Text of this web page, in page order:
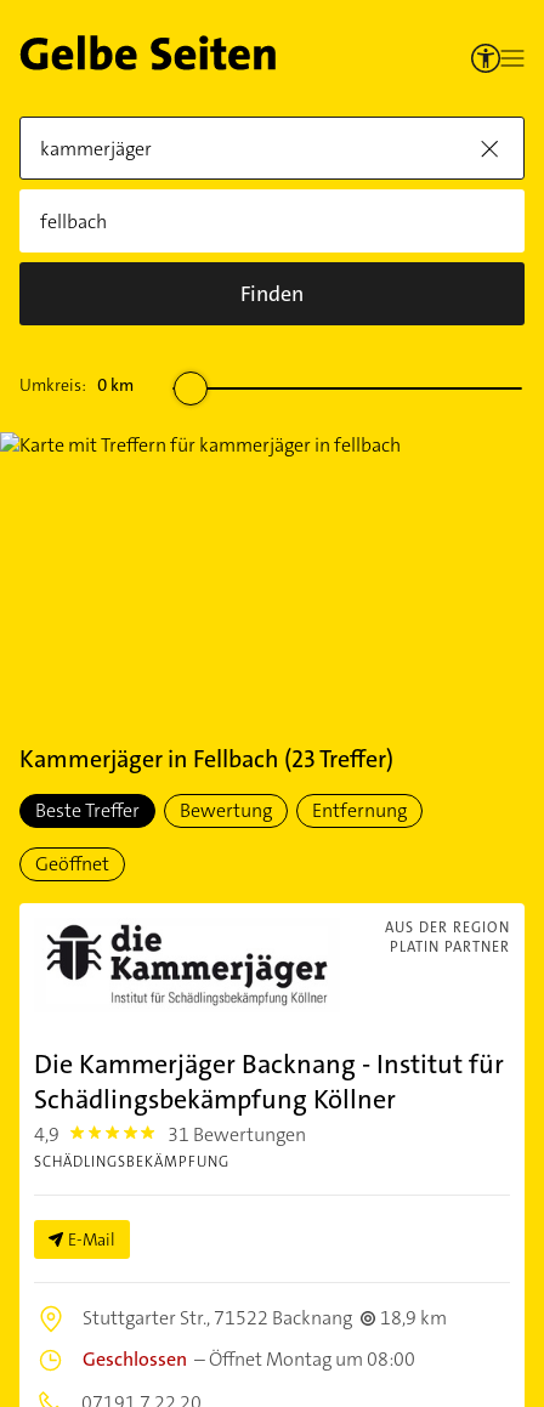
Finden
Umkreis: 0 km
Kammerjägerin Fellbach (23Treffer)
Beste Treffer Bewertung Entfernung
Geöffnet
AUS DER REGION
PLATIN PARTNER
Die Kammerjäger Backnang - Institut für
Schädlingsbekämpfung Köllner
4,9 4.9 31 Bewertungen
SCHÄDLINGSBEKÄMPFUNG
E-Mail
Stuttgarter Str.,71522 Backnang
18,9 km
Geschlossen –Öffnet Montag um 08:00